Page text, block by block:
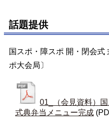
話題提供
国スポ・障スポ 開・閉会式
ポ大会局〕
01_（会見資料）
式典弁当メニュー完成